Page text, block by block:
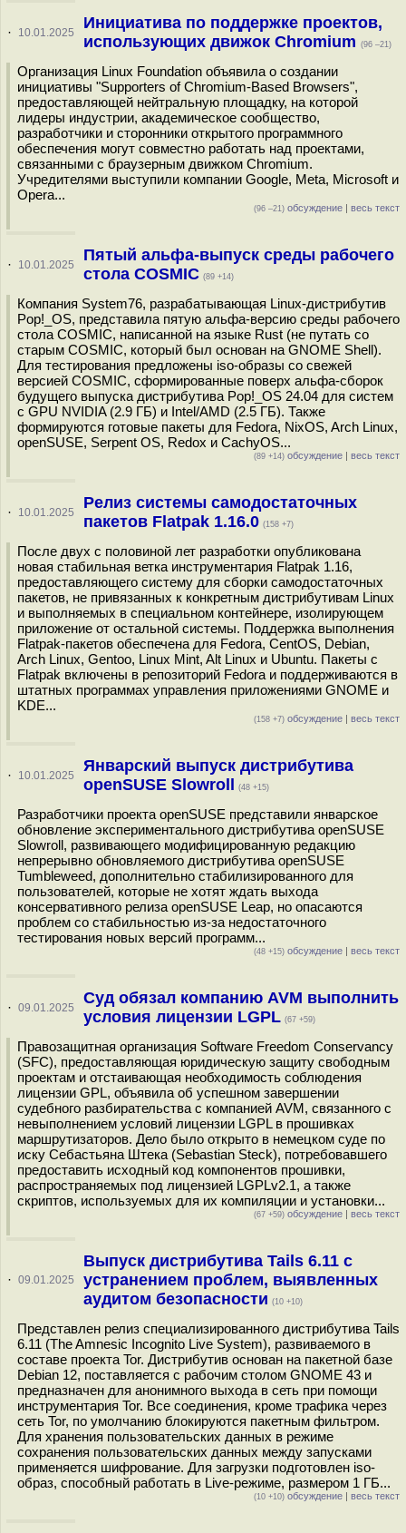
· 10.01.2025
Инициатива по поддержке проектов,
использующих движок Chromium (96 –21)
Организация Linux Foundation объявила о создании
инициативы "Supporters of Chromium-Based Browsers",
предоставляющей нейтральную площадку, на которой
лидеры индустрии, академическое сообщество,
разработчики и сторонники открытого программного
обеспечения могут совместно работать над проектами,
связанными с браузерным движком Chromium.
Учредителями выступили компании Google, Meta, Microsoft и
Opera...
(96 –21) обсуждение | весь текст
· 10.01.2025
Пятый альфа-выпуск среды рабочего
стола COSMIC (89 +14)
Компания System76, разрабатывающая Linux-дистрибутив
Pop!_OS, представила пятую альфа-версию среды рабочего
стола COSMIC, написанной на языке Rust (не путать со
старым COSMIC, который был основан на GNOME Shell).
Для тестирования предложены iso-образы со свежей
версией COSMIC, сформированные поверх альфа-сборок
будущего выпуска дистрибутива Pop!_OS 24.04 для систем
с GPU NVIDIA (2.9 ГБ) и Intel/AMD (2.5 ГБ). Также
формируются готовые пакеты для Fedora, NixOS, Arch Linux,
openSUSE, Serpent OS, Redox и CachyOS...
(89 +14) обсуждение | весь текст
· 10.01.2025
Релиз системы самодостаточных
пакетов Flatpak 1.16.0 (158 +7)
После двух с половиной лет разработки опубликована
новая стабильная ветка инструментария Flatpak 1.16,
предоставляющего систему для сборки самодостаточных
пакетов, не привязанных к конкретным дистрибутивам Linux
и выполняемых в специальном контейнере, изолирующем
приложение от остальной системы. Поддержка выполнения
Flatpak-пакетов обеспечена для Fedora, CentOS, Debian,
Arch Linux, Gentoo, Linux Mint, Alt Linux и Ubuntu. Пакеты с
Flatpak включены в репозиторий Fedora и поддерживаются в
штатных программах управления приложениями GNOME и
KDE...
(158 +7) обсуждение | весь текст
· 10.01.2025
Январский выпуск дистрибутива
openSUSE Slowroll
(48 +15)
Разработчики проекта openSUSE представили январское
обновление экспериментального дистрибутива openSUSE
Slowroll, развивающего модифицированную редакцию
непрерывно обновляемого дистрибутива openSUSE
Tumbleweed, дополнительно стабилизированного для
пользователей, которые не хотят ждать выхода
консервативного релиза openSUSE Leap, но опасаются
проблем со стабильностью из-за недостаточного
тестирования новых версий программ...
(48 +15) обсуждение | весь текст
· 09.01.2025
Суд обязал компанию AVM выполнить
условия лицензии LGPL (67 +59)
Правозащитная организация Software Freedom Conservancy
(SFC), предоставляющая юридическую защиту свободным
проектам и отстаивающая необходимость соблюдения
лицензии GPL, объявила об успешном завершении
судебного разбирательства с компанией AVM, связанного с
невыполнением условий лицензии LGPL в прошивках
маршрутизаторов. Дело было открыто в немецком суде по
иску Себастьяна Штека (Sebastian Steck), потребовавшего
предоставить исходный код компонентов прошивки,
распространяемых под лицензией LGPLv2.1, а также
скриптов, используемых для их компиляции и установки...
(67 +59) обсуждение | весь текст
· 09.01.2025
Выпуск дистрибутива Tails 6.11 с
устранением проблем, выявленных
аудитом безопасности (10 +10)
Представлен релиз специализированного дистрибутива Tails
6.11 (The Amnesic Incognito Live System), развиваемого в
составе проекта Tor. Дистрибутив основан на пакетной базе
Debian 12, поставляется с рабочим столом GNOME 43 и
предназначен для анонимного выхода в сеть при помощи
инструментария Tor. Все соединения, кроме трафика через
сеть Tor, по умолчанию блокируются пакетным фильтром.
Для хранения пользовательских данных в режиме
сохранения пользовательских данных между запусками
применяется шифрование. Для загрузки подготовлен iso-
образ, способный работать в Live-режиме, размером 1 ГБ...
(10 +10) обсуждение | весь текст